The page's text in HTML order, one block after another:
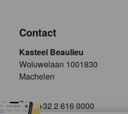
Contact
Kasteel Beaulieu
​​​Woluwelaan 1001830
Machelen
+32 2 616 0000